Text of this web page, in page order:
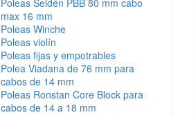
Poleas Seldén PBB 80 mm cabo
max 16 mm
Poleas Winche
Poleas violín
Poleas fijas y empotrables
Polea Viadana de 76 mm para
cabos de 14 mm
Poleas Ronstan Core Block para
cabos de 14 a 18 mm